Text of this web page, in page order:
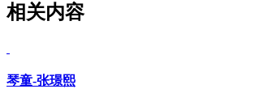
相关内容
琴童-张璟熙